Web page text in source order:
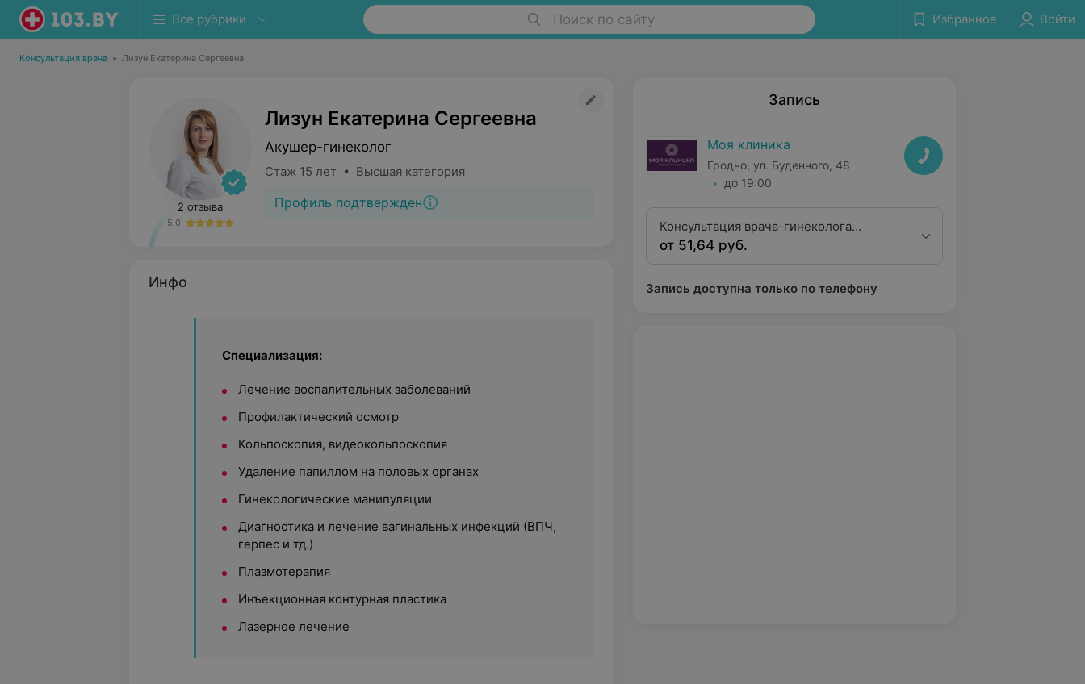
Все рубрики Поиск по сайту Избранное Войти
Консультация врача • Лизун Екатерина Сергеевна
2 отзыва
5.0
Лизун Екатерина Сергеевна
Акушер-гинеколог
Стаж 15 лет • Высшая категория
Профиль подтвержден
Инфо
Специализация:
Лечение воспалительных заболеваний
Профилактический осмотр
Кольпоскопия, видеокольпоскопия
Удаление папиллом на половых органах
Гинекологические манипуляции
Диагностика и лечение вагинальных инфекций (ВПЧ,
герпес и тд.)
Плазмотерапия
Инъекционная контурная пластика
Лазерное лечение
Запись
Моя клиника
Гродно, ул. Буденного, 48
до 19:00
Консультация врача-гинеколога
(высшая квалификационная категория)
от 51,64 руб.
Запись доступна только по телефону